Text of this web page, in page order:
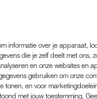
informatie over je apparaat,
die je zelf deelt met ons,
en onze websites en
gebruiken om onze
tonen, en voor
met jouw toestemming.